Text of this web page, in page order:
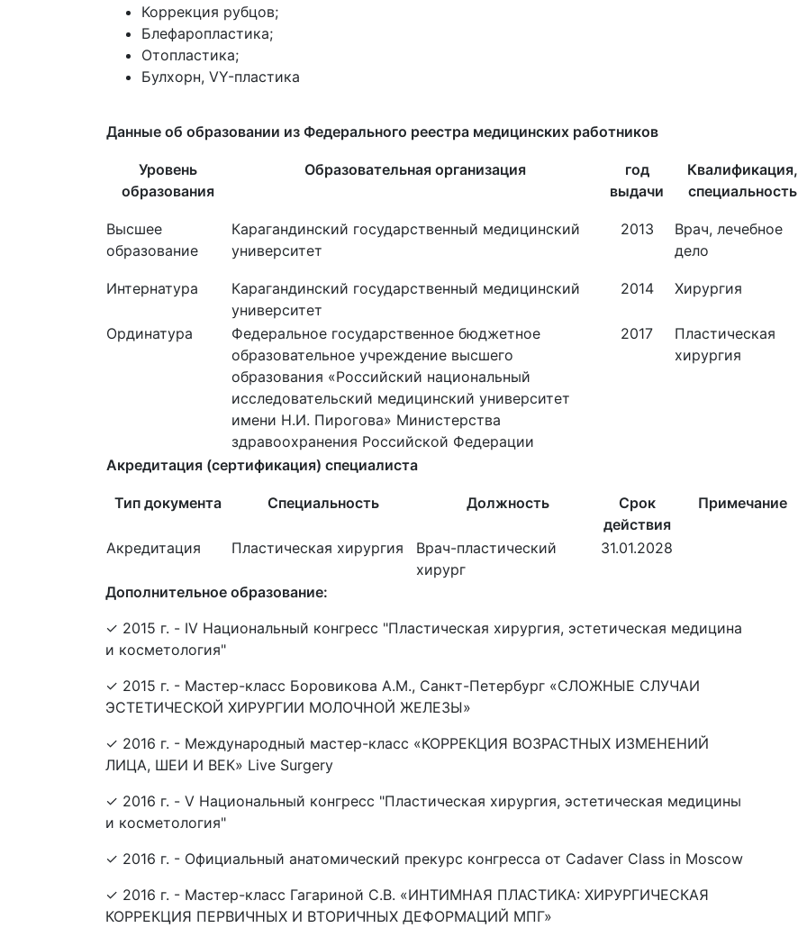
Коррекция рубцов;
Блефаропластика;
Отопластика;
Булхорн, VY-пластика
Данные об образовании из Федерального реестра медицинских работников
Уровень
образования
Образовательная организация
год
выдачи
Квалификация,
специальность
Высшее
образование
Карагандинский государственный медицинский
университет
2013
Врач, лечебное
дело
Интернатура
Карагандинский государственный медицинский
университет
2014 Хирургия
Ординатура
Федеральное государственное бюджетное
образовательное учреждение высшего
образования «Российский национальный
исследовательский медицинский университет
имени Н.И. Пирогова» Министерства
здравоохранения Российской Федерации
2017
Пластическая
хирургия
Акредитация (сертификация) специалиста
Тип документа Специальность Должность
Срок
действия
Примечание
Акредитация Пластическая хирургия
Врач-пластический
хирург
31.01.2028
Дополнительное образование:
✓ 2015 г. - IV Национальный конгресс "Пластическая хирургия, эстетическая медицина
и косметология"
✓ 2015 г. - Мастер-класс Боровикова А.М., Санкт-Петербург «СЛОЖНЫЕ СЛУЧАИ
ЭСТЕТИЧЕСКОЙ ХИРУРГИИ МОЛОЧНОЙ ЖЕЛЕЗЫ»
✓ 2016 г. - Международный мастер-класс «КОРРЕКЦИЯ ВОЗРАСТНЫХ ИЗМЕНЕНИЙ
ЛИЦА, ШЕИ И ВЕК» Live Surgery
✓ 2016 г. - V Национальный конгресс "Пластическая хирургия, эстетическая медицины
и косметология"
✓ 2016 г. - Официальный анатомический прекурс конгресса от Cadaver Class in Moscow
✓ 2016 г. - Мастер-класс Гагариной С.В. «ИНТИМНАЯ ПЛАСТИКА: ХИРУРГИЧЕСКАЯ
КОРРЕКЦИЯ ПЕРВИЧНЫХ И ВТОРИЧНЫХ ДЕФОРМАЦИЙ МПГ»